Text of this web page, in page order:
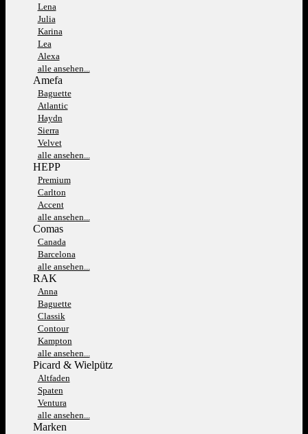
Lena
Julia
Karina
Lea
Alexa
alle ansehen...
Amefa
Baguette
Atlantic
Haydn
Sierra
Velvet
alle ansehen...
HEPP
Premium
Carlton
Accent
alle ansehen...
Comas
Canada
Barcelona
alle ansehen...
RAK
Anna
Baguette
Classik
Contour
Kampton
alle ansehen...
Picard & Wielpütz
Altfaden
Spaten
Ventura
alle ansehen...
Marken